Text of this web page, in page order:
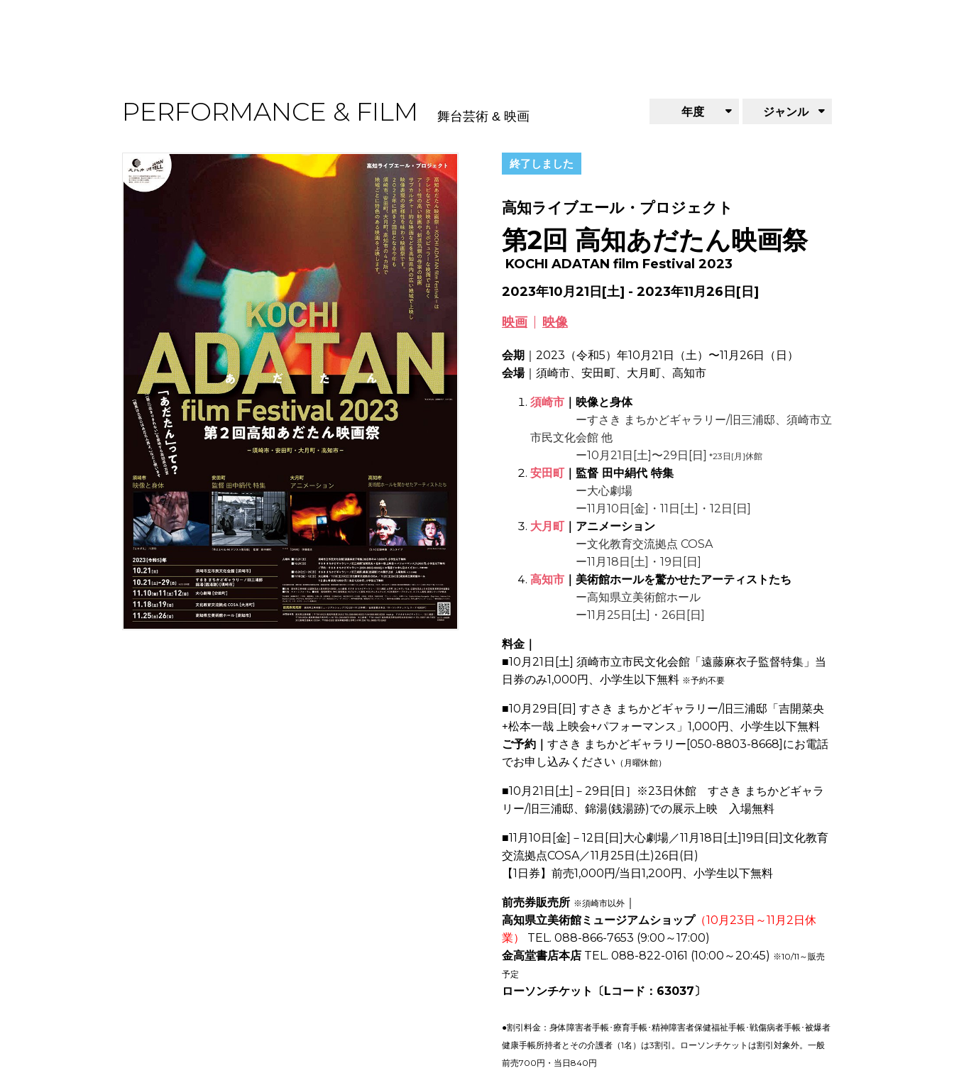
PERFORMANCE & FILM 舞台芸術 & 映画
終了しました
高知ライブエール・プロジェクト
第2回 高知あだたん映画祭
KOCHI ADATAN film Festival 2023
2023年10月21日[土] - 2023年11月26日[日]
映画
映像
会期 ｜2023（令和5）年10月21日（土）〜11月26日（日）
会場｜須崎市、安田町、大月町、高知市
須崎市 ｜映像と身体
ーすさき まちかどギャラリー/旧三浦邸、須崎市立
市民文化会館 他
ー10月21日[土]〜29日[日] *23日[月]休館
安田町｜監督 田中絹代 特集
ー大心劇場
ー11月10日[金]・11日[土]・12日[日]
大月町｜アニメーション
ー文化教育交流拠点 COSA
ー11月18日[土]・19日[日]
高知市 ｜美術館ホールを驚かせたアーティストたち
ー高知県立美術館ホール
ー11月25日[土]・26日[日]
料金｜
■10月21日[土] 須崎市立市民文化会館「遠藤麻衣子監督特集」当
日券のみ1,000円、小学生以下無料 ※予約不要
■10月29日[日] すさき まちかどギャラリー/旧三浦邸「吉開菜央
+松本一哉 上映会+パフォーマンス」1,000円、小学生以下無料
ご予約｜ すさき まちかどギャラリー[050-8803-8668]にお電話
でお申し込みください （月曜休館）
■10月21日[土]－29日[日］※23日休館 すさき まちかどギャラ
リー/旧三浦邸、錦湯(銭湯跡)での展示上映 入場無料
■11月10日[金]－12日[日]大心劇場／11月18日[土]19日[日]文化教育
交流拠点COSA／11月25日(土)26日(日)
【1日券】前売1,000円/当日1,200円、小学生以下無料
前売券販売所 ※須崎市以外 ｜
高知県立美術館ミュージアムショップ（10月23日～11月2日休
業）
TEL. 088-866-7653 (9:00～17:00)
金高堂書店本店 TEL. 088-822-0161 (10:00～20:45) ※10/11～販売
予定
ローソンチケット〔Lコード：63037〕
●割引料金：身体障害者手帳･療育手帳･精神障害者保健福祉手帳･戦傷病者手帳･被爆者
健康手帳所持者とその介護者（1名）は3割引。ローソンチケットは割引対象外。一般
前売700円・当日840円
年度 ジャンル